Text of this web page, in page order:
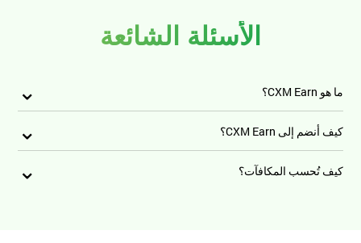
الأسئلة الشائعة
ما هو CXM Earn؟
كيف أنضم إلى CXM Earn؟
كيف تُحسب المكافآت؟